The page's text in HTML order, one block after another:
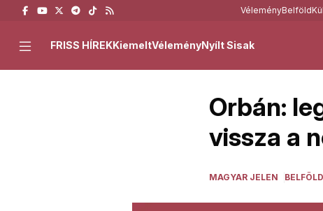
VéleményBelföld
FRISS HÍREKKiemeltVéleményNyílt Sisak
Orbán:
vissza a
MAGYAR JELEN BELFÖLD